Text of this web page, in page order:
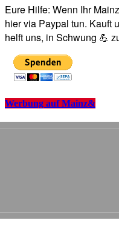
Eure Hilfe: Wenn Ihr
hier via Paypal tun. Kauft
helft uns, in Schwung 💪
Werbung auf Mainz&